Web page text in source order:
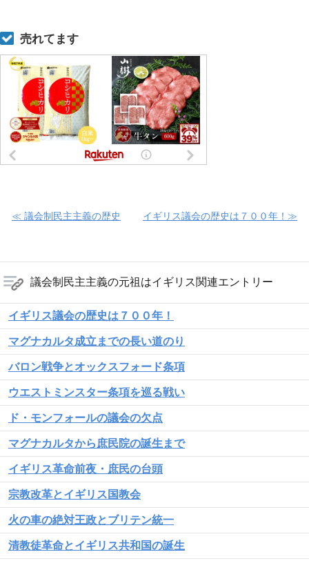
売れてます
≪ 議会制民主主義の歴史 イギリス議会の歴史は７００年！≫
議会制民主主義の元祖はイギリス関連エントリー
イギリス議会の歴史は７００年！
マグナカルタ成立までの長い道のり
バロン戦争とオックスフォード条項
ウエストミンスター条項を巡る戦い
ド・モンフォールの議会の欠点
マグナカルタから庶民院の誕生まで
イギリス革命前夜・庶民の台頭
宗教改革とイギリス国教会
火の車の絶対王政とブリテン統一
清教徒革命とイギリス共和国の誕生